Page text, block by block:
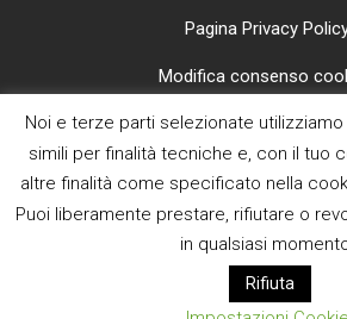
Pagina Privacy
Modifica consenso
CI TROVI ANCHE SU
E MAIL
Noi e terze parti selezionate
simili per finalità tecniche e, con il tuo
altre finalità come specificato nella
Puoi liberamente prestare, rifiutare o
in qualsiasi
Rifiuta